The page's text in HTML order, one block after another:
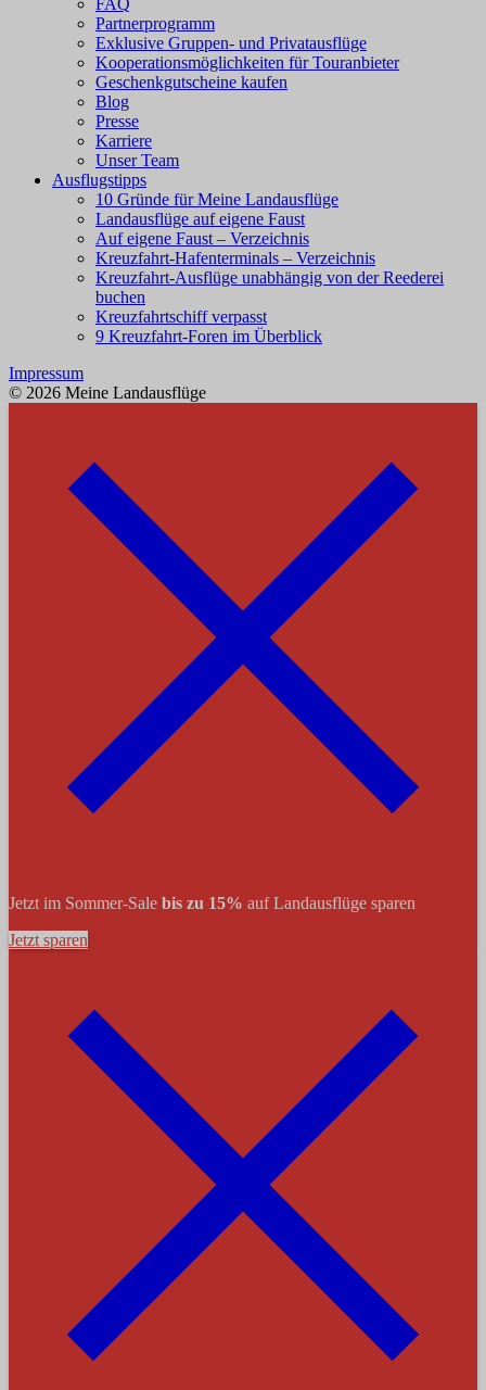
FAQ
Partnerprogramm
Exklusive Gruppen- und Privatausflüge
Kooperationsmöglichkeiten für Touranbieter
Geschenkgutscheine kaufen
Blog
Presse
Karriere
Unser Team
Ausflugstipps
10 Gründe für Meine Landausflüge
Landausflüge auf eigene Faust
Auf eigene Faust – Verzeichnis
Kreuzfahrt-Hafenterminals – Verzeichnis
Kreuzfahrt-Ausflüge unabhängig von der Reederei
buchen
Kreuzfahrtschiff verpasst
9 Kreuzfahrt-Foren im Überblick
Impressum
© 2026 Meine Landausflüge
Jetzt im Sommer-Sale bis zu 15% auf Landausflüge sparen
Jetzt sparen